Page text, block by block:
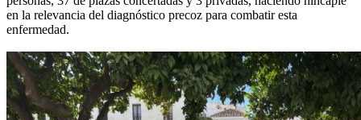
en la relevancia del diagnóstico precoz para combatir esta
enfermedad.